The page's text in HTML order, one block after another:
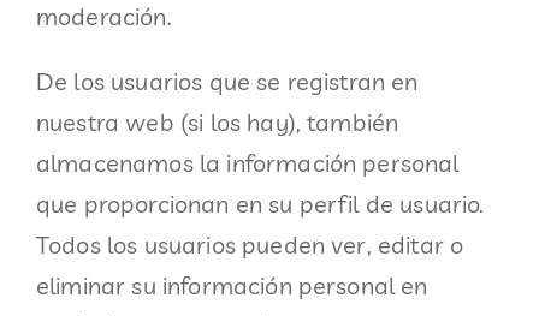
moderación.
De los usuarios que se registran en
nuestra web (si los hay), también
almacenamos la información personal
que proporcionan en su perfil de usuario.
Todos los usuarios pueden ver, editar o
eliminar su información personal en